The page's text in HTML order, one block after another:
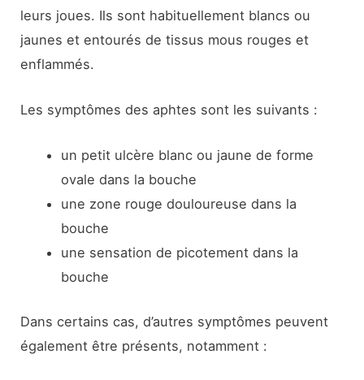
leurs joues. Ils sont habituellement blancs ou
jaunes et entourés de tissus mous rouges et
enflammés.
Les symptômes des aphtes sont les suivants :
un petit ulcère blanc ou jaune de forme
ovale dans la bouche
une zone rouge douloureuse dans la
bouche
une sensation de picotement dans la
bouche
Dans certains cas, d’autres symptômes peuvent
également être présents, notamment :